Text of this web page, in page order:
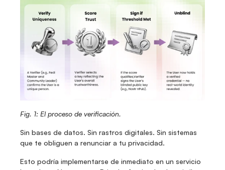
Fig. 1: El proceso de verificación.
Sin bases de datos. Sin rastros digitales. Sin sistemas
que te obliguen a renunciar a tu privacidad.
Esto podría implementarse de inmediato en un servicio